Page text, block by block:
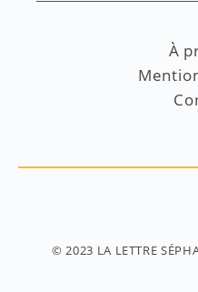
À
© 2023 LA LETTRE